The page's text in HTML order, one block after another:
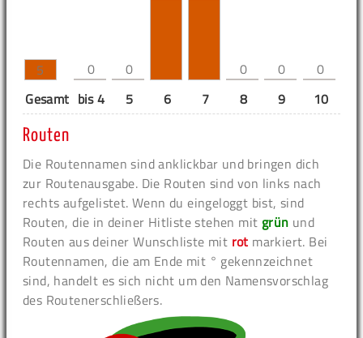
5 0 0 0 0 0
Gesamt bis 4 5 6 7 8 9 10
Routen
Die Routennamen sind anklickbar und bringen dich
zur Routenausgabe. Die Routen sind von links nach
rechts aufgelistet. Wenn du eingeloggt bist, sind
Routen, die in deiner Hitliste stehen mit grün und
Routen aus deiner Wunschliste mit rot markiert. Bei
Routennamen, die am Ende mit ° gekennzeichnet
sind, handelt es sich nicht um den Namensvorschlag
des Routenerschließers.